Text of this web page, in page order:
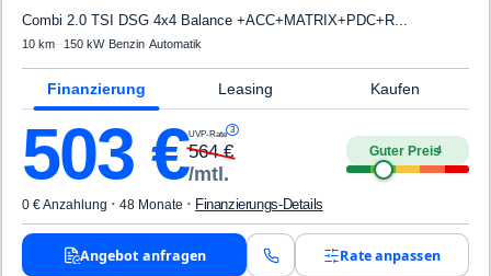
Combi 2.0 TSI DSG 4x4 Balance +ACC+MATRIX+PDC+R...
10 km· · 150 kW· Benzin·Automatik
Finanzierung Leasing Kaufen
503 €UVP-Rate 3
564€
/mtl.
Guter Preis4
0 € Anzahlung · 48 Monate · Finanzierungs-Details
Angebot anfragen Rate anpassen